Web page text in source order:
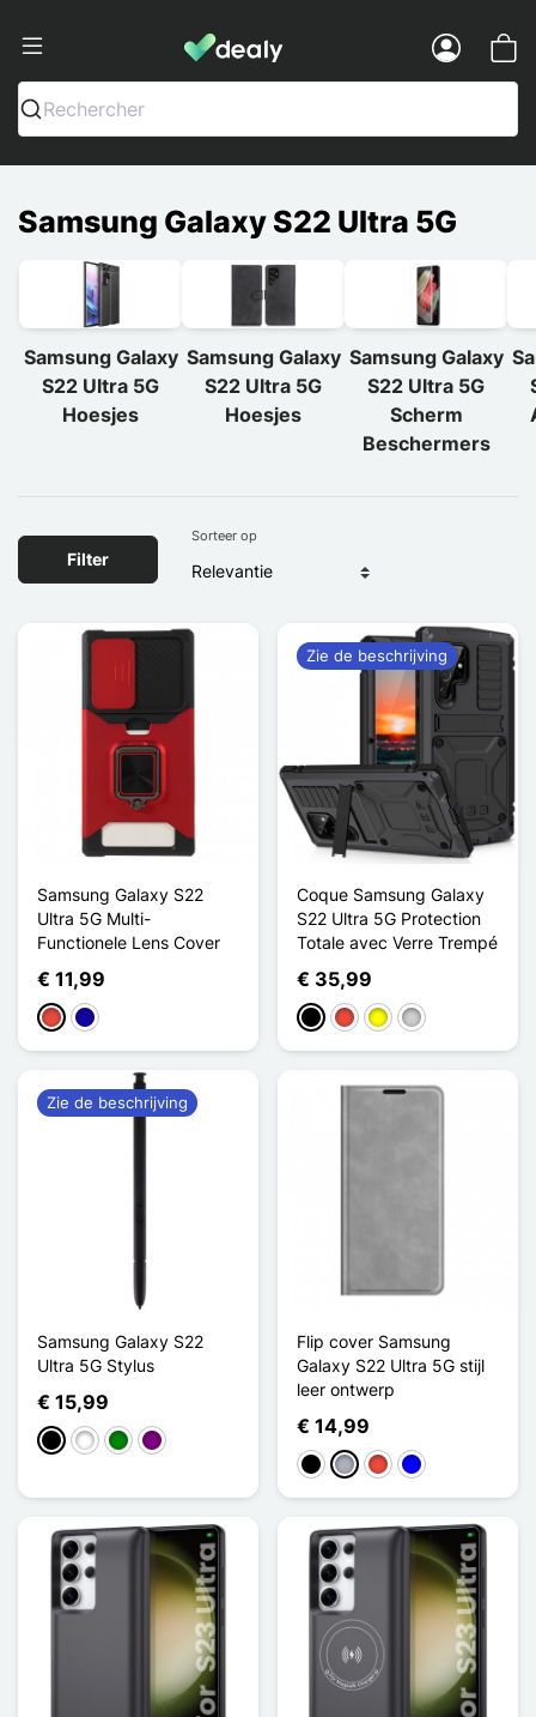
Dealy - Telefoonhoesjes en
Rechercher
Samsung Galaxy S22 Ultra 5G
Samsung Galaxy
S22 Ultra 5G
Hoesjes
Samsung Galaxy
S22 Ultra 5G
Hoesjes
Samsung Galaxy
S22 Ultra 5G
Scherm
Beschermers
Filter
Sorteer op
Samsung Galaxy S22
Ultra 5G Multi-
Functionele Lens Cover
€ 11,99
RoodDonkerblauw
Coque Samsung Galaxy
S22 Ultra 5G Protection
Totale avec Verre Trempé
€ 35,99
ZwartRoodGeelZilver
Zie de beschrijving
Samsung Galaxy S22
Ultra 5G Stylus
€ 15,99
ZwartWit GroenPurper
Zie de beschrijving
Flip cover Samsung
Galaxy S22 Ultra 5G stijl
leer ontwerp
€ 14,99
ZwartGrijsRoodBlauw